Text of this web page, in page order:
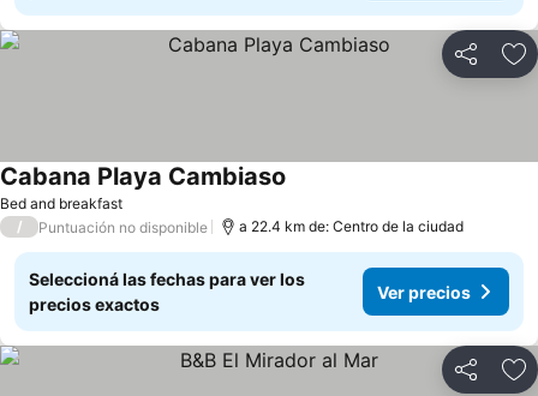
Compartir
Bed and breakfast
Cabana Playa Cambiaso
/ Puntuación no disponible a 22.4 km de: Centro de la ciudad
Seleccioná las fechas para ver los
precios exactos
Ver precios
Compartir